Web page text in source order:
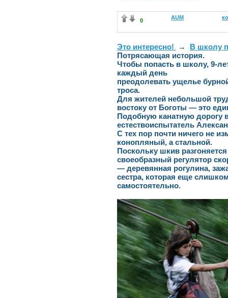
0 AUM
Это интересно! →
В школу
Потрясающая история.
Чтобы попасть в школу, 9-
каждый день
преодолевать ущелье
троса.
Для жителей небольшой
востоку от Боготы — это
Подобную канатную дорогу
естествоиспытатель
С тех пор почти ничего не
конопляный, а стальной.
Поскольку шкив
своеобразный регулятор
— деревянная рогулина,
сестра, которая еще
самостоятельно.